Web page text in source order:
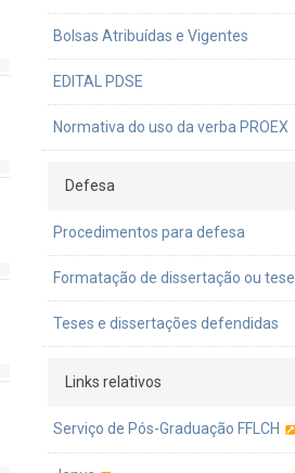
Bolsas Atribuídas e Vigentes
EDITAL PDSE
Normativa do uso da verba PROEX
Defesa
Procedimentos para defesa
Formatação de dissertação ou tese
Teses e dissertações defendidas
Links relativos
Serviço de Pós-Graduação FFLCH